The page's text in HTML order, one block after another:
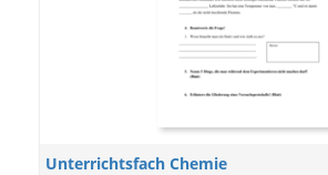
Unterrichtsfach Chemie